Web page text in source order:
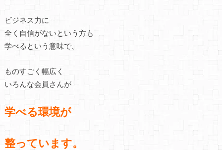
ビジネス力に
全く自信がないという方も
学べるという意味で、
ものすごく幅広く
いろんな会員さんが
学べる環境が
整っています。